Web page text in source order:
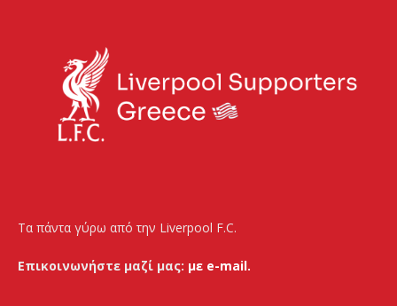
Τα πάντα γύρω από την Liverpool F.C.
Επικοινωνήστε μαζί μας: με e-mail.